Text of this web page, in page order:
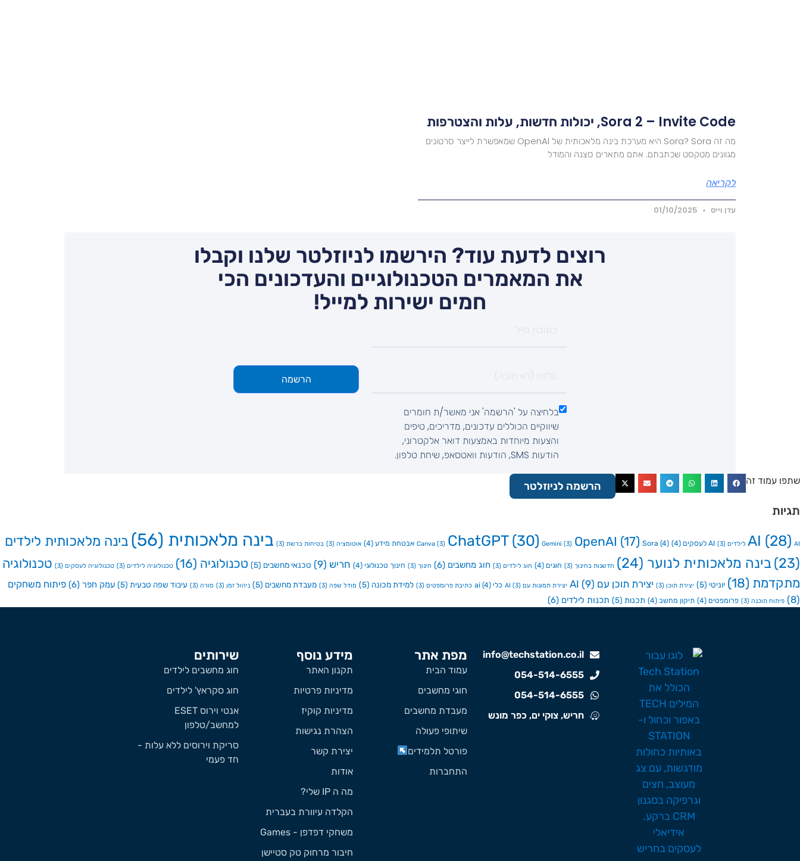
Sora 2 – Invite Code, יכולות חדשות, עלות והצטרפות
מה זה Sora? Sora היא מערכת בינה מלאכותית של OpenAI שמאפשרת לייצר סרטונים
מגוונים מטקסט שכתבתם. אתם מתארים סצנה והמודל
לקריאה
עדן וייס
רוצים לדעת עוד? הירשמו לניוזלטר שלנו וקבלו
את המאמרים הטכנולוגיים והעדכונים הכי
חמים ישירות למייל!
בלחיצה על 'הרשמה' אני מאשר/ת חומרים
שיווקיים הכוללים עדכונים, מדריכים, טיפים
והצעות מיוחדות באמצעות דואר אלקטרוני,
הודעות SMS, הודעות וואטסאפ, שיחת טלפון.
הרשמה
שתפו עמוד זה הרשמה לניוזלטר
תגיות
AI (28) AI לילדים (3) AI לעסקים (4)
Canva (3) ChatGPT(30) Gemini (3) OpenAI (17) Sora (4) אבטחת מידע (4) אוטומציה (3) בטיחות ברשת (3) בינה מלאכותית (56)
בינה מלאכותית לילדים
(23)
בינה מלאכותית לנוער (24) חדשנות בחינוך (3) חוגים (4) חוג לילדים (3) חוג מחשבים (6) חינוך (3) חינוך טכנולוגי (4) חריש (9) טכנאי מחשבים (5) טכנולוגיה (16) טכנולוגיה לילדים (3) טכנולוגיה לעסקים (3)
טכנולוגיה
מתקדמת (18) יוניטי (5) יצירת תוכן (3) יצירת תוכן עם AI (9) יצירת תמונות עם AI (3) כלי ai (4) כתיבת פרומפטים (3) למידת מכונה (5) מודל שפה (3) מעבדת מחשבים (5) ניהול זמן (3) סורה (3) עיבוד שפה טבעית (5) עמק חפר (6)
פיתוח משחקים
(8)
פיתוח תוכנה (3) פרומפטים (4) תיקון מחשב (4) תכנות (5) תכנות לילדים (6)
info@techstation.co.il
054-514-6555
054-514-6555
חריש, צוקי ים, כפר מונש
מפת אתר
עמוד הבית
חוגי מחשבים
מעבדת מחשבים
שיתופי פעולה
פורטל תלמידים
התחברות
מידע נוסף
תקנון האתר
מדיניות פרטיות
מדיניות קוקיז
הצהרת נגישות
יצירת קשר
אודות
מה ה IP שלי?
הקלדה עיוורת בעברית
משחקי דפדפן - Games
חיבור מרחוק טק סטיישן
שירותים
חוג מחשבים לילדים
חוג סקראץ' לילדים
אנטי וירוס ESET
למחשב/טלפון
סריקת וירוסים ללא עלות -
חד פעמי